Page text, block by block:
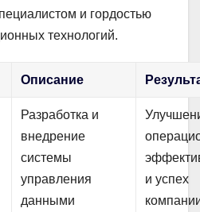
и гордостью
технологий.
Описание
Разработка и
внедрение
системы
управления
данными
и успех